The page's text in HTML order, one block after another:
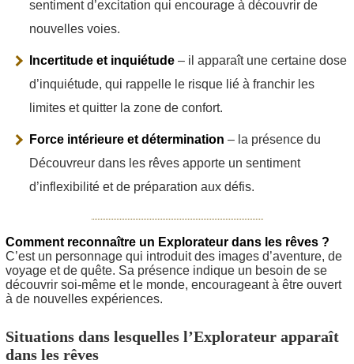
sentiment d’excitation qui encourage à découvrir de
nouvelles voies.
Incertitude et inquiétude – il apparaît une certaine dose
d’inquiétude, qui rappelle le risque lié à franchir les
limites et quitter la zone de confort.
Force intérieure et détermination – la présence du
Découvreur dans les rêves apporte un sentiment
d’inflexibilité et de préparation aux défis.
Comment reconnaître un Explorateur dans les rêves ?
C’est un personnage qui introduit des images d’aventure, de
voyage et de quête. Sa présence indique un besoin de se
découvrir soi-même et le monde, encourageant à être ouvert
à de nouvelles expériences.
Situations dans lesquelles l’Explorateur apparaît
dans les rêves